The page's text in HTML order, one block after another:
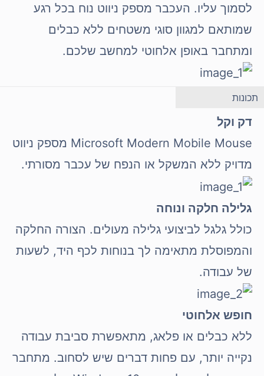
לסמוך עליו. העכבר מספק ניווט נוח בכל רגע
שמותאם למגוון סוגי משטחים ללא כבלים
ומתחבר באופן אלחוטי למחשב שלכם.
תכונות
דק וקל
Microsoft Modern Mobile Mouse‎ מספק ניווט
מדויק ללא המשקל או הנפח של עכבר מסורתי.
גלילה חלקה ונוחה
כולל גלגל לביצועי גלילה מעולים. הצורה החלקה
והמפוסלת מתאימה לך בנוחות לכף היד, לשעות
של עבודה.
חופש אלחוטי
ללא כבלים או פלאג, מתאפשרת סביבת עבודה
נקייה יותר, עם פחות דברים שיש לסחוב. מתחבר